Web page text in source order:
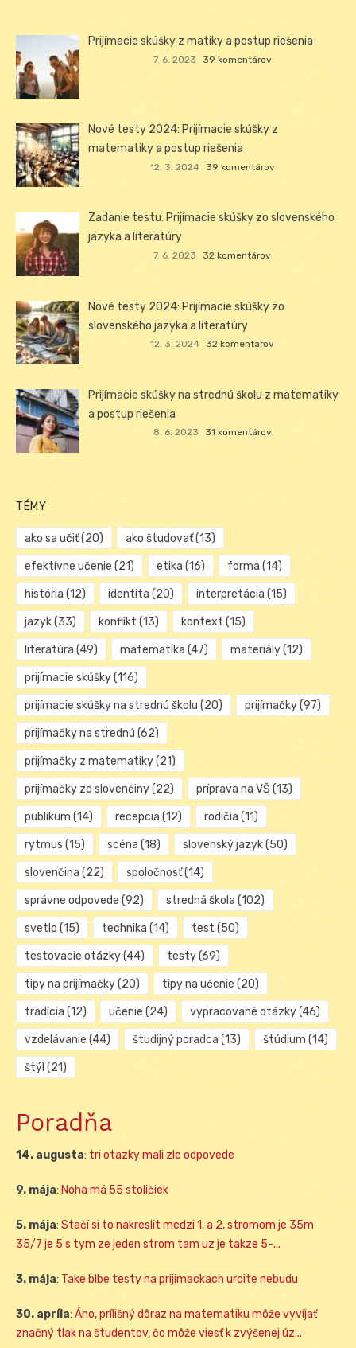
Prijímacie skúšky z matiky a postup riešenia
7. 6. 2023 39 komentárov
Nové testy 2024: Prijímacie skúšky z
matematiky a postup riešenia
12. 3. 2024 39 komentárov
Zadanie testu: Prijímacie skúšky zo slovenského
jazyka a literatúry
7. 6. 2023 32 komentárov
Nové testy 2024: Prijímacie skúšky zo
slovenského jazyka a literatúry
12. 3. 2024 32 komentárov
Prijímacie skúšky na strednú školu z matematiky
a postup riešenia
8. 6. 2023 31 komentárov
TÉMY
ako sa učiť(20) ako študovať(13)
efektívne učenie (21) etika (16) forma (14)
história (12) identita (20) interpretácia (15)
jazyk(33) konflikt (13) kontext (15)
literatúra (49) matematika (47) materiály(12)
prijímacie skúšky(116)
prijímacie skúšky na strednú školu (20) prijímačky(97)
prijímačky na strednú (62)
prijímačky z matematiky(21)
prijímačky zo slovenčiny(22) príprava na VŠ (13)
publikum (14) recepcia (12) rodičia (11)
rytmus (15) scéna (18) slovenský jazyk(50)
slovenčina (22) spoločnosť(14)
správne odpovede (92) stredná škola (102)
svetlo (15) technika (14) test (50)
testovacie otázky(44) testy(69)
tipy na prijímačky(20) tipy na učenie (20)
tradícia (12) učenie (24) vypracované otázky(46)
vzdelávanie (44) študijný poradca (13) štúdium (14)
štýl (21)
Poradňa
14. augusta: tri otazky mali zle odpovede
9. mája: Noha má 55 stoličiek
5. mája: Stačí si to nakreslit medzi 1, a 2, stromom je 35m
35/7 je 5 s tym ze jeden strom tam uz je takze 5-...
3. mája: Take blbe testy na prijimackach urcite nebudu
30. apríla: Áno, prílišný dôraz na matematiku môže vyvíjať
značný tlak na študentov, čo môže viesť k zvýšenej úz...